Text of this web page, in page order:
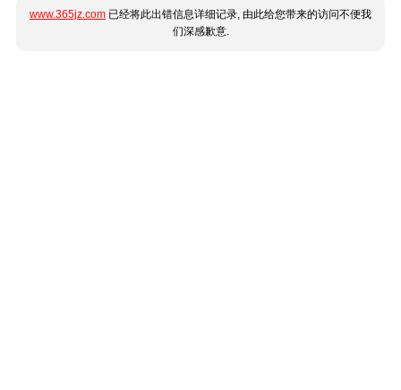
www.365jz.com 已经将此出错信息详细记录, 由此给您带来的访问不便我
们深感歉意.